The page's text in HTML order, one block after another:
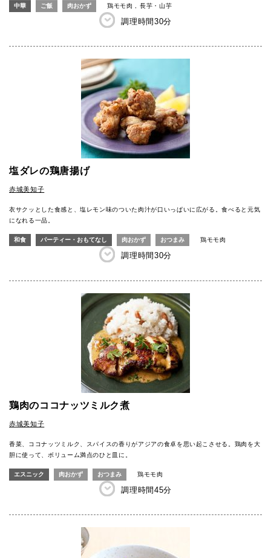
中華 ご飯 肉おかず 鶏モモ肉 長芋・山芋
調理時間30分
塩ダレの鶏唐揚げ
赤城美知子
衣サクッとした食感と、塩レモン味のついた肉汁が口いっぱいに広がる。食べると元気
になれる一品。
和食 パーティー・おもてなし 肉おかず おつまみ 鶏モモ肉
調理時間30分
鶏肉のココナッツミルク煮
赤城美知子
香菜、ココナッツミルク、スパイスの香りがアジアの食卓を思い起こさせる。鶏肉を大
胆に使って、ボリューム満点のひと皿に。
エスニック 肉おかず おつまみ 鶏モモ肉
調理時間45分